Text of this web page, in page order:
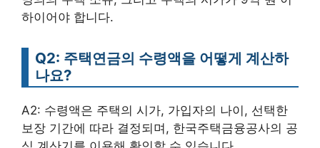
하이어야 합니다.
Q2: 주택연금의 수령액을 어떻게 계산하
나요?
A2: 수령액은 주택의 시가, 가입자의 나이, 선택한
보장 기간에 따라 결정되며, 한국주택금융공사의 공